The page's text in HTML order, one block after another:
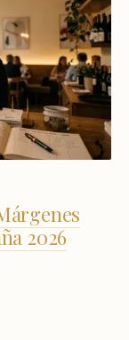
2026